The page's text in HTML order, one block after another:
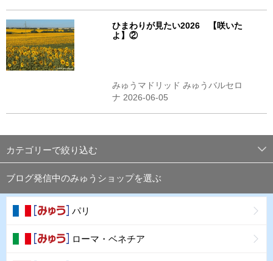
ひまわりが見たい2026 【咲いた
よ】②
みゅうマドリッド みゅうバルセロ
ナ 2026-06-05
カテゴリーで絞り込む
ブログ発信中のみゅうショップを選ぶ
パリ
ローマ・ベネチア